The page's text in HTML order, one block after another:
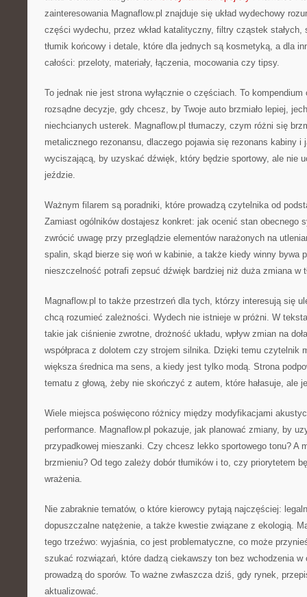
zainteresowania Magnaflow.pl znajduje się układ wydechowy
części wydechu, przez wkład katalityczny, filtry cząstek stałych,
tłumik końcowy i detale, które dla jednych są kosmetyką, a dla
całości: przeloty, materiały, łączenia, mocowania czy tipsy.
To jednak nie jest strona wyłącznie o częściach. To
rozsądne decyzje, gdy chcesz, by Twoje auto brzmiało lepiej,
niechcianych usterek. Magnaflow.pl tłumaczy, czym różni się
metalicznego rezonansu, dlaczego pojawia się rezonans kabiny i
wyciszającą, by uzyskać dźwięk, który będzie sportowy, ale nie
jeździe.
Ważnym filarem są poradniki, które prowadzą czytelnika od
Zamiast ogólników dostajesz konkret: jak ocenić stan obecnego
zwrócić uwagę przy przeglądzie elementów narażonych na
spalin, skąd bierze się woń w kabinie, a także kiedy winny bywa
nieszczelność potrafi zepsuć dźwięk bardziej niż duża zmiana w
Magnaflow.pl to także przestrzeń dla tych, którzy interesują się
chcą rozumieć zależności. Wydech nie istnieje w próżni. W
takie jak ciśnienie zwrotne, drożność układu, wpływ zmian na
współpraca z dolotem czy strojem silnika. Dzięki temu czytelnik
większa średnica ma sens, a kiedy jest tylko modą. Strona
tematu z głową, żeby nie skończyć z autem, które hałasuje, ale
Wiele miejsca poświęcono różnicy między modyfikacjami
performance. Magnaflow.pl pokazuje, jak planować zmiany, by
przypadkowej mieszanki. Czy chcesz lekko sportowego tonu? A
brzmieniu? Od tego zależy dobór tłumików i to, czy priorytetem
wrażenia.
Nie zabraknie tematów, o które kierowcy pytają najczęściej:
dopuszczalne natężenie, a także kwestie związane z ekologią.
tego trzeźwo: wyjaśnia, co jest problematyczne, co może
szukać rozwiązań, które dadzą ciekawszy ton bez wchodzenia w
prowadzą do sporów. To ważne zwłaszcza dziś, gdy rynek,
aktualizować.